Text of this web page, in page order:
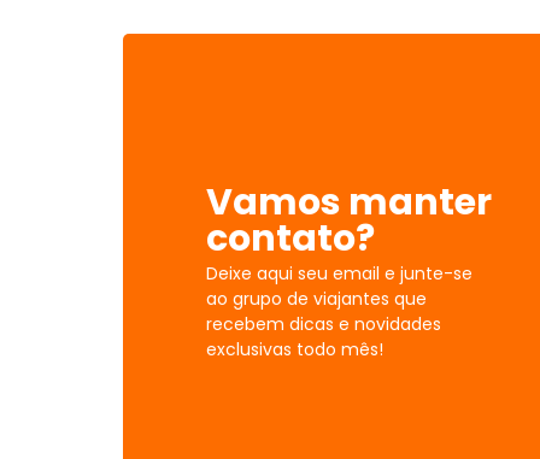
Vamos manter
contato?
Deixe aqui seu email e junte-se
ao grupo de viajantes que
recebem dicas e novidades
exclusivas todo mês!